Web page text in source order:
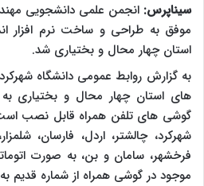
سیناپرس: انجمن علمی دانشجویی
موفق به طراحی و ساخت نرم افزار
استان چهار محال و بختیاری شد.
به گزارش روابط عمومی دانشگاه
های استان چهار محال و بختیاری
گوشی های تلفن همراه قابل نصب
شهرکرد، چالشتر، اردل، فارسان،
فرخشهر، سامان و بن، به صورت
موجود در گوشی همراه از شماره قدیم